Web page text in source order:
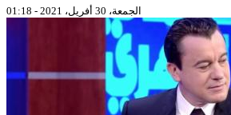
الجمعة، 30 أفريل، 2021 - 01:18